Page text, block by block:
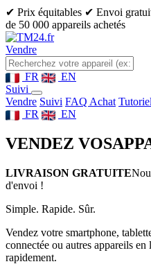
✔ Prix équitables ✔ Envoi
de 50 000 appareils achetés
Vendre
FR
EN
Suivi
Vendre Suivi FAQ Achat
FR
EN
VENDEZ VOS
LIVRAISON GRATUITE
d'envoi !
Simple. Rapide. Sûr.
Vendez votre smartphone,
connectée ou autres appareils
rapidement.